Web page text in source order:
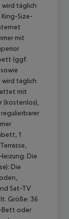
wird täglich
Size-
mit
(ggf.
wird täglich
mit
1
Die
Die
Sat-TV
Größe: 36
Bett oder